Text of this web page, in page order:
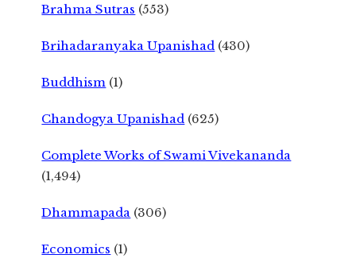
Brahma Sutras (553)
Brihadaranyaka Upanishad (430)
Buddhism (1)
Chandogya Upanishad (625)
Complete Works of Swami Vivekananda
(1,494)
Dhammapada (306)
Economics (1)